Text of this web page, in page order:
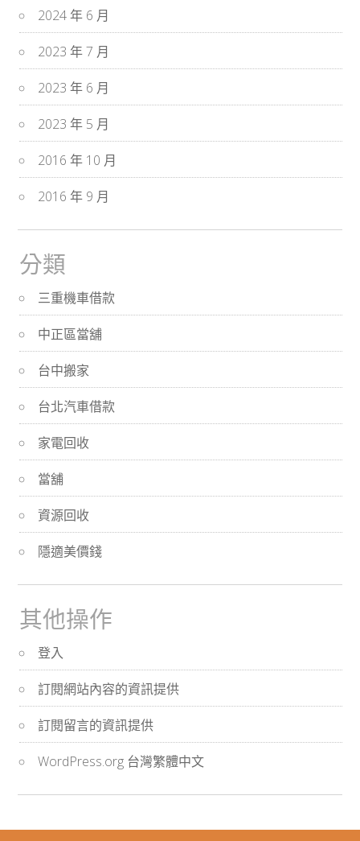
2024 年 6 月
2023 年 7 月
2023 年 6 月
2023 年 5 月
2016 年 10 月
2016 年 9 月
分類
三重機車借款
中正區當舖
台中搬家
台北汽車借款
家電回收
當舖
資源回收
隱適美價錢
其他操作
登入
訂閱網站內容的資訊提供
訂閱留言的資訊提供
WordPress.org 台灣繁體中文